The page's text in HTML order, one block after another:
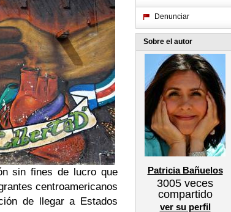
sin fines de lucro que
centroamericanos
de llegar a Estados
Denunciar
Sobre el autor
Patricia Bañuelos
3005 veces
compartido
ver su perfil